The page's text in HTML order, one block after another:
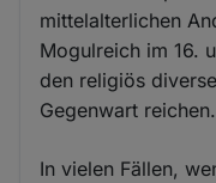
mittelalterlichen
Mogulreich im 16.
den religiös
Gegenwart
In vielen Fällen,